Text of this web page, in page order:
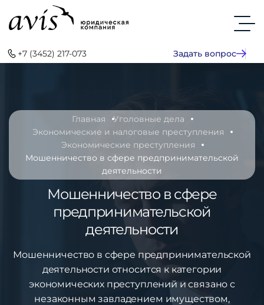
+7 (3452) 217-073 Задать вопрос
Главная
Уголовные дела
Экономические и налоговые преступления
Экономические преступления
Мошенничество в сфере предпринимательской
деятельности
Мошенничество в сфере
предпринимательской
деятельности
Мошенничество в сфере предпринимательской
деятельности относится к категории
экономических преступлений и связано с
незаконным завладением имуществом,